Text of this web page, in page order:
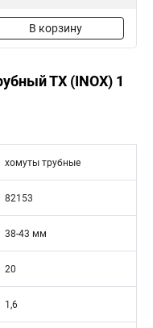
В корзину
ТХ (INOX) 1
хомуты трубные
82153
38-43 мм
20
1,6